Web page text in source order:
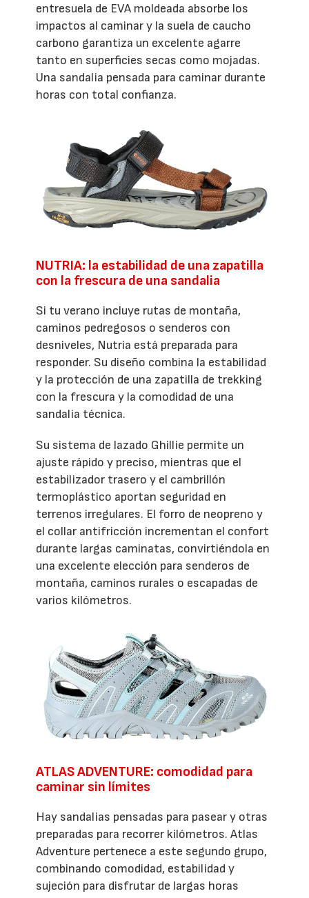
entresuela de EVA moldeada absorbe los
impactos al caminar y la suela de caucho
carbono garantiza un excelente agarre
tanto en superficies secas como mojadas.
Una sandalia pensada para caminar durante
horas con total confianza.
NUTRIA: la estabilidad de una zapatilla
con la frescura de una sandalia
Si tu verano incluye rutas de montaña,
caminos pedregosos o senderos con
desniveles, Nutria está preparada para
responder. Su diseño combina la estabilidad
y la protección de una zapatilla de trekking
con la frescura y la comodidad de una
sandalia técnica.
Su sistema de lazado Ghillie permite un
ajuste rápido y preciso, mientras que el
estabilizador trasero y el cambrillón
termoplástico aportan seguridad en
terrenos irregulares. El forro de neopreno y
el collar antifricción incrementan el confort
durante largas caminatas, convirtiéndola en
una excelente elección para senderos de
montaña, caminos rurales o escapadas de
varios kilómetros.
ATLAS ADVENTURE: comodidad para
caminar sin límites
Hay sandalias pensadas para pasear y otras
preparadas para recorrer kilómetros. Atlas
Adventure pertenece a este segundo grupo,
combinando comodidad, estabilidad y
sujeción para disfrutar de largas horas